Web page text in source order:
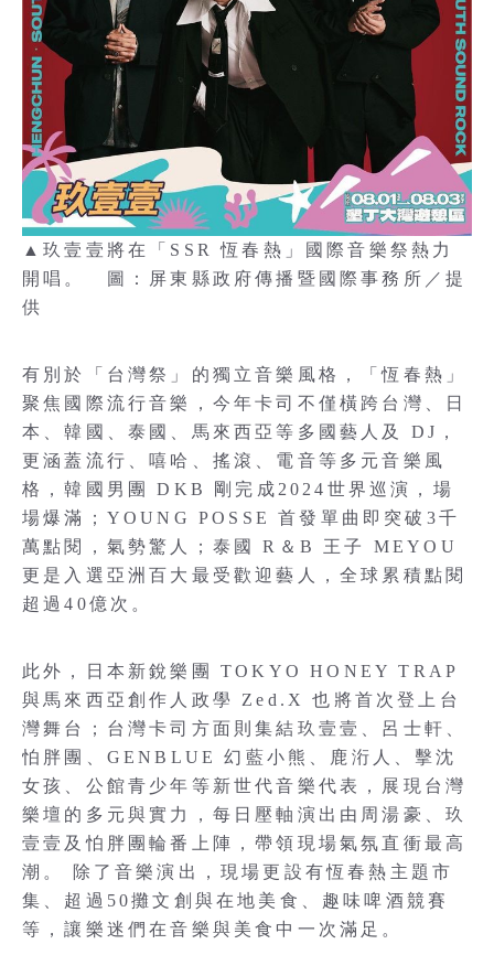
▲玖壹壹將在「SSR 恆春熱」國際音樂祭熱力
開唱。 圖：屏東縣政府傳播暨國際事務所／提
供
有別於「台灣祭」的獨立音樂風格，「恆春熱」
聚焦國際流行音樂，今年卡司不僅橫跨台灣、日
本、韓國、泰國、馬來西亞等多國藝人及 DJ，
更涵蓋流行、嘻哈、搖滾、電音等多元音樂風
格，韓國男團 DKB 剛完成2024世界巡演，場
場爆滿；YOUNG POSSE 首發單曲即突破3千
萬點閱，氣勢驚人；泰國 R＆B 王子 MEYOU
更是入選亞洲百大最受歡迎藝人，全球累積點閱
超過40億次。
此外，日本新銳樂團 TOKYO HONEY TRAP
與馬來西亞創作人政學 Zed.X 也將首次登上台
灣舞台；台灣卡司方面則集結玖壹壹、呂士軒、
怕胖團、GENBLUE 幻藍小熊、鹿洐人、擊沈
女孩、公館青少年等新世代音樂代表，展現台灣
樂壇的多元與實力，每日壓軸演出由周湯豪、玖
壹壹及怕胖團輪番上陣，帶領現場氣氛直衝最高
潮。 除了音樂演出，現場更設有恆春熱主題市
集、超過50攤文創與在地美食、趣味啤酒競賽
等，讓樂迷們在音樂與美食中一次滿足。